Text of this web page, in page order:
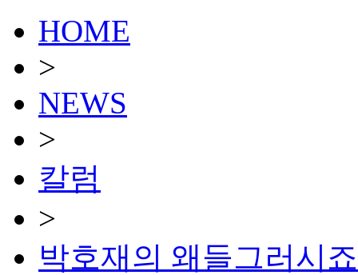
HOME
>
NEWS
>
칼럼
>
박호재의 왜들그러시죠